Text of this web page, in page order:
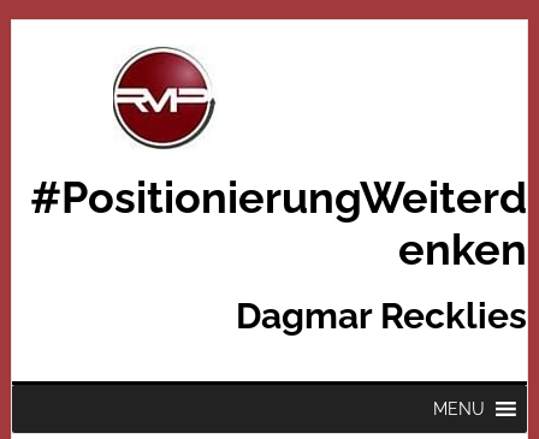
#PositionierungWeiterd
enken
Dagmar Recklies
MENU